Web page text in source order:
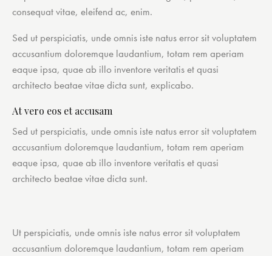
consequat vitae, eleifend ac, enim.
Sed ut perspiciatis, unde omnis iste natus error sit voluptatem
accusantium doloremque laudantium, totam rem aperiam
eaque ipsa, quae ab illo inventore veritatis et quasi
architecto beatae vitae dicta sunt, explicabo.
At vero eos et accusam
Sed ut perspiciatis, unde omnis iste natus error sit voluptatem
accusantium doloremque laudantium, totam rem aperiam
eaque ipsa, quae ab illo inventore veritatis et quasi
architecto beatae vitae dicta sunt.
Ut perspiciatis, unde omnis iste natus error sit voluptatem
accusantium doloremque laudantium, totam rem aperiam